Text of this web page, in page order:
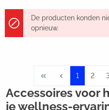
De producten konden
opnieuw.
1 2
Accessoires voor
je wellness-